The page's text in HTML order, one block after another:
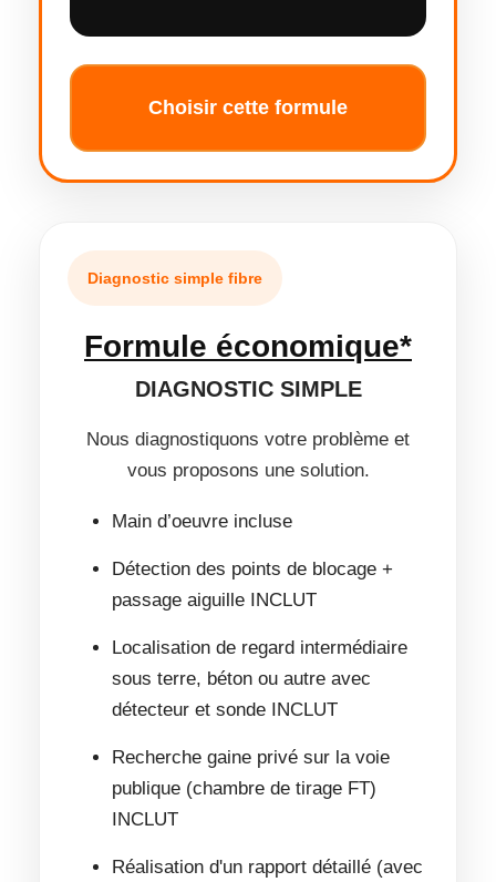
Choisir cette formule
Diagnostic simple fibre
Formule économique*
DIAGNOSTIC SIMPLE
Nous diagnostiquons votre problème et
vous proposons une solution.
Main d’oeuvre incluse
Détection des points de blocage +
passage aiguille INCLUT
Localisation de regard intermédiaire
sous terre, béton ou autre avec
détecteur et sonde INCLUT
Recherche gaine privé sur la voie
publique (chambre de tirage FT)
INCLUT
Réalisation d'un rapport détaillé (avec